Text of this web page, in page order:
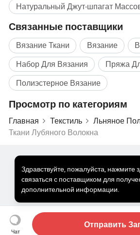
Натуральный Джут-шпагат
Связанные поставщики
Вязание Ткани Вязание
Набор Для Вязания
Пряжа
Полиэстерное Вязание
Просмотр по категориям
Главная Текстиль Льняное
Ткани Лубяного Волокна
Чат
Отправить
Здравствуйте, пожалуйста, нажмите
связаться с поставщиком для
дополнительной информации.
Оптом Горячие Товары
Звездный
Информация
Пользовательское
Политика
Copyright © 2026 Focus Technology Co.,